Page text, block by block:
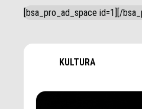
[bsa_pro_ad_space id=1][/
KULTURA